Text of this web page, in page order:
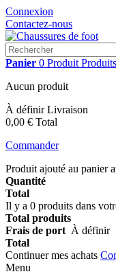
Connexion
Contactez-nous
Panier 0 Produit Produits
Aucun produit
À définirLivraison
0,00 € Total
Commander
Produit ajouté au panier
Quantité
Total
Il y a 0 produits dans
Total produits
Frais de port À définir
Total
Continuer mes achats
Menu